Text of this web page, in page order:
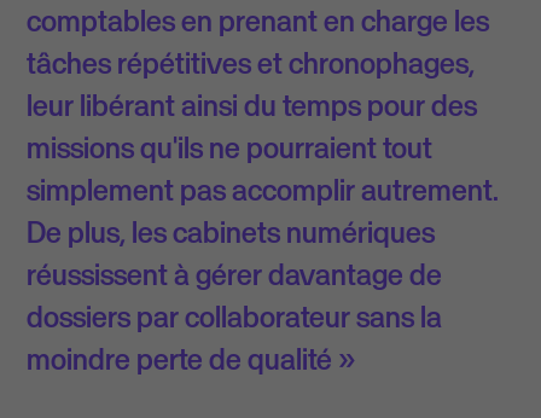
comptables en prenant en charge les
tâches répétitives et chronophages,
leur libérant ainsi du temps pour des
missions qu'ils ne pourraient tout
simplement pas accomplir autrement.
De plus, les cabinets numériques
réussissent à gérer davantage de
dossiers par collaborateur sans la
moindre perte de qualité »